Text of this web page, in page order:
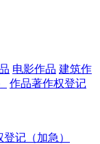
电影作品 建筑作
作品著作权登记
记（加急）